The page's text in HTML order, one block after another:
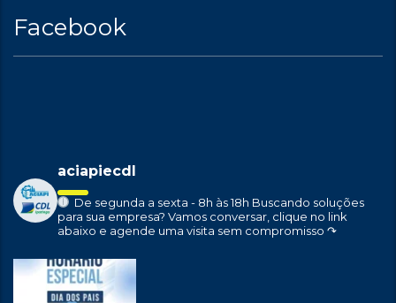
Facebook
aciapiecdl
De segunda a sexta - 8h às 18h Buscando soluções
para sua empresa? Vamos conversar, clique no link
abaixo e agende uma visita sem compromisso ↷